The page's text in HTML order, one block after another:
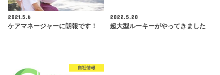
2021.5.6
ケアマネージャーに朗報です！
2022.5.20
超大型ルーキーがやってきました
自社情報